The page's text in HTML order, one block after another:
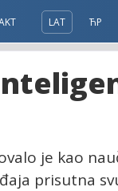
LAT ЋР
je kao
prisutna